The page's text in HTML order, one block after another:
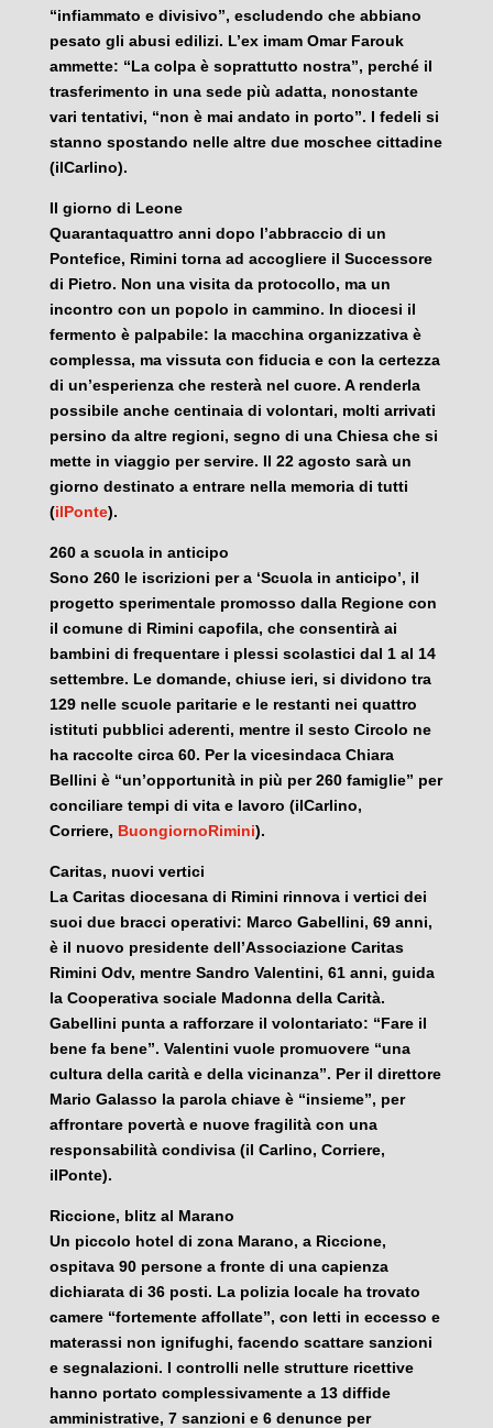
“infiammato e divisivo”, escludendo che abbiano
pesato gli abusi edilizi. L’ex imam Omar Farouk
ammette: “La colpa è soprattutto nostra”, perché il
trasferimento in una sede più adatta, nonostante
vari tentativi, “non è mai andato in porto”. I fedeli si
stanno spostando nelle altre due moschee cittadine
(ilCarlino).
Il giorno di Leone
Quarantaquattro anni dopo l’abbraccio di un
Pontefice, Rimini torna ad accogliere il Successore
di Pietro. Non una visita da protocollo, ma un
incontro con un popolo in cammino. In diocesi il
fermento è palpabile: la macchina organizzativa è
complessa, ma vissuta con fiducia e con la certezza
di un’esperienza che resterà nel cuore. A renderla
possibile anche centinaia di volontari, molti arrivati
persino da altre regioni, segno di una Chiesa che si
mette in viaggio per servire. Il 22 agosto sarà un
giorno destinato a entrare nella memoria di tutti
(ilPonte).
260 a scuola in anticipo
Sono 260 le iscrizioni per a ‘Scuola in anticipo’, il
progetto sperimentale promosso dalla Regione con
il comune di Rimini capofila, che consentirà ai
bambini di frequentare i plessi scolastici dal 1 al 14
settembre. Le domande, chiuse ieri, si dividono tra
129 nelle scuole paritarie e le restanti nei quattro
istituti pubblici aderenti, mentre il sesto Circolo ne
ha raccolte circa 60. Per la vicesindaca Chiara
Bellini è “un’opportunità in più per 260 famiglie” per
conciliare tempi di vita e lavoro (ilCarlino,
Corriere, BuongiornoRimini).
Caritas, nuovi vertici
La Caritas diocesana di Rimini rinnova i vertici dei
suoi due bracci operativi: Marco Gabellini, 69 anni,
è il nuovo presidente dell’Associazione Caritas
Rimini Odv, mentre Sandro Valentini, 61 anni, guida
la Cooperativa sociale Madonna della Carità.
Gabellini punta a rafforzare il volontariato: “Fare il
bene fa bene”. Valentini vuole promuovere “una
cultura della carità e della vicinanza”. Per il direttore
Mario Galasso la parola chiave è “insieme”, per
affrontare povertà e nuove fragilità con una
responsabilità condivisa (il Carlino, Corriere,
ilPonte).
Riccione, blitz al Marano
Un piccolo hotel di zona Marano, a Riccione,
ospitava 90 persone a fronte di una capienza
dichiarata di 36 posti. La polizia locale ha trovato
camere “fortemente affollate”, con letti in eccesso e
materassi non ignifughi, facendo scattare sanzioni
e segnalazioni. I controlli nelle strutture ricettive
hanno portato complessivamente a 13 diffide
amministrative, 7 sanzioni e 6 denunce per